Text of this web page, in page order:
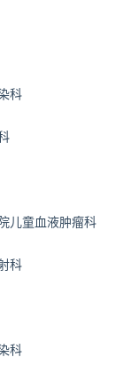
科
儿童血液肿瘤科
科
科